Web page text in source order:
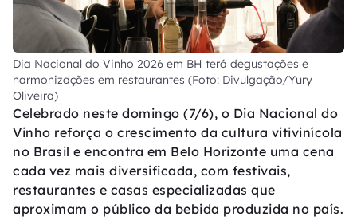
Dia Nacional do Vinho 2026 em BH terá degustações e
harmonizações em restaurantes (Foto: Divulgação/Yury
Oliveira)
Celebrado neste domingo (7/6), o Dia Nacional do
Vinho reforça o crescimento da cultura vitivinícola
no Brasil e encontra em Belo Horizonte uma cena
cada vez mais diversificada, com festivais,
restaurantes e casas especializadas que
aproximam o público da bebida produzida no país.